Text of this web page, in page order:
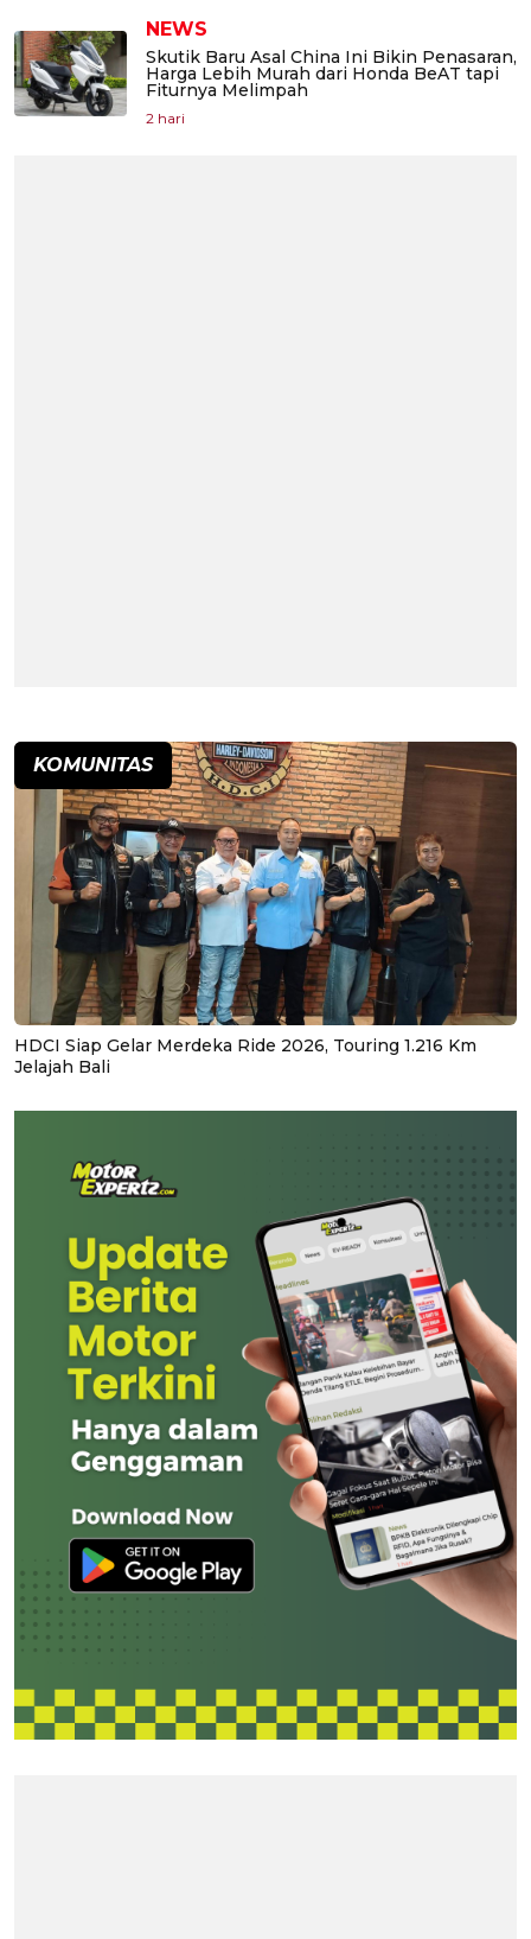
NEWS
Skutik Baru Asal China Ini Bikin Penasaran,
Harga Lebih Murah dari Honda BeAT tapi
Fiturnya Melimpah
2 hari
KOMUNITAS
HDCI Siap Gelar Merdeka Ride 2026, Touring 1.216 Km
Jelajah Bali